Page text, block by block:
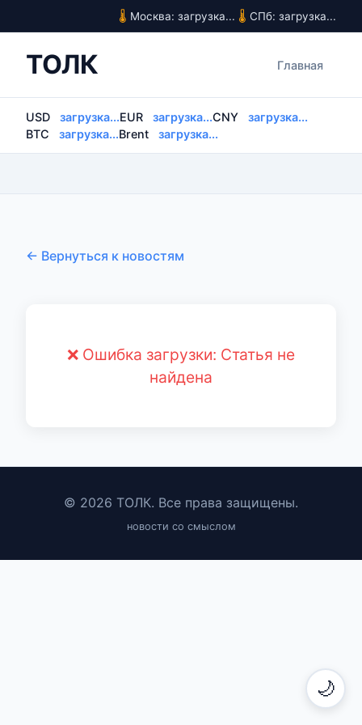
🌙
Москва: загрузка... СПб: загрузка...
ТОЛК Главная
USD загрузка...EUR загрузка...CNY
загрузка...
BTC
загрузка...Brent загрузка...
← Вернуться к новостям
❌ Ошибка загрузки: Статья не
найдена
© 2026 ТОЛК. Все права защищены.
новости со смыслом